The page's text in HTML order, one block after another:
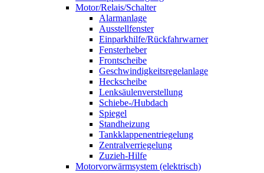
Motor/Relais/Schalter
Alarmanlage
Ausstellfenster
Einparkhilfe/Rückfahrwarner
Fensterheber
Frontscheibe
Geschwindigkeitsregelanlage
Heckscheibe
Lenksäulenverstellung
Schiebe-/Hubdach
Spiegel
Standheizung
Tankklappenentriegelung
Zentralverriegelung
Zuzieh-Hilfe
Motorvorwärmsystem (elektrisch)